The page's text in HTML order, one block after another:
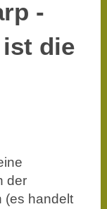
-
die
der
(es handelt